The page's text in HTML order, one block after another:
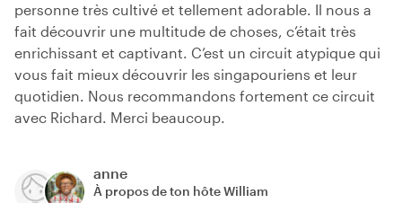
personne très cultivé et tellement adorable. Il nous a
fait découvrir une multitude de choses, c’était très
enrichissant et captivant. C’est un circuit atypique qui
vous fait mieux découvrir les singapouriens et leur
quotidien. Nous recommandons fortement ce circuit
avec Richard. Merci beaucoup.
anne
À propos de ton hôteWilliam